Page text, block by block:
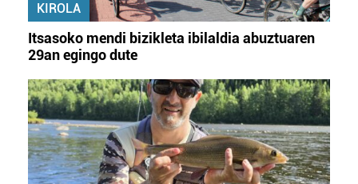
KIROLA
Itsasoko mendi bizikleta ibilaldia abuztuaren
29an egingo dute